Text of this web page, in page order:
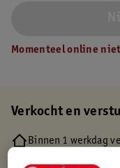
Momenteel online
Verkocht en
Binnen 1 werkdag